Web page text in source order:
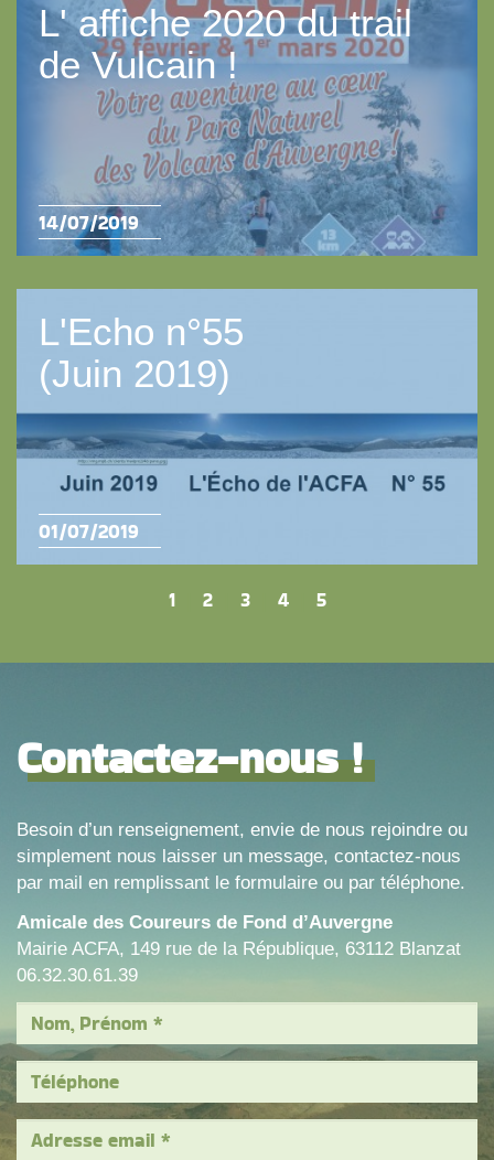
L' affiche 2020 du trail
de Vulcain !
14/07/2019
L'Echo n°55
(Juin 2019)
01/07/2019
1 2 3 4 5
Contactez-nous !
Besoin d’un renseignement, envie de nous rejoindre ou
simplement nous laisser un message, contactez-nous
par mail en remplissant le formulaire ou par téléphone.
Amicale des Coureurs de Fond d’Auvergne
Mairie ACFA, 149 rue de la République, 63112 Blanzat
06.32.30.61.39